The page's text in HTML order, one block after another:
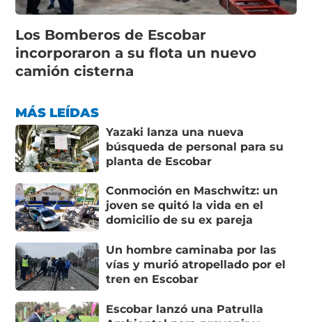
Los Bomberos de Escobar
incorporaron a su flota un nuevo
camión cisterna
MÁS LEÍDAS
Yazaki lanza una nueva
búsqueda de personal para su
planta de Escobar
Conmoción en Maschwitz: un
joven se quitó la vida en el
domicilio de su ex pareja
Un hombre caminaba por las
vías y murió atropellado por el
tren en Escobar
Escobar lanzó una Patrulla